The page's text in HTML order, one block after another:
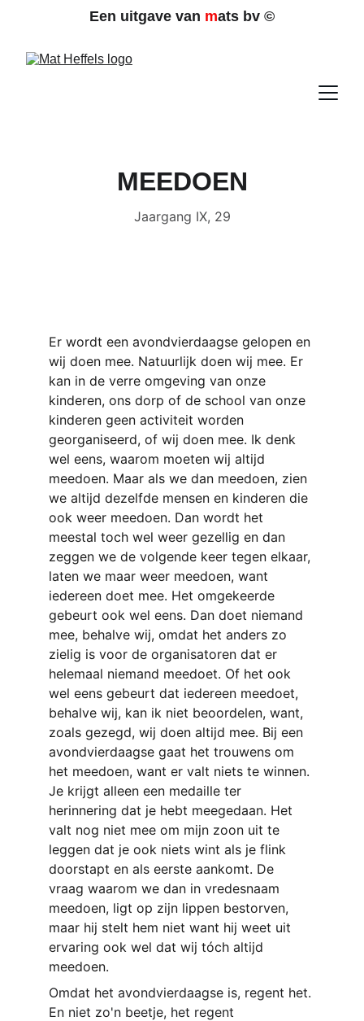
Een uitgave van mats bv ©
MEEDOEN
Jaargang IX, 29
Er wordt een avondvierdaagse gelopen en
wij doen mee. Natuurlijk doen wij mee. Er
kan in de verre omgeving van onze
kinderen, ons dorp of de school van onze
kinderen geen activiteit worden
georganiseerd, of wij doen mee. Ik denk
wel eens, waarom moeten wij altijd
meedoen. Maar als we dan meedoen, zien
we altijd dezelfde mensen en kinderen die
ook weer meedoen. Dan wordt het
meestal toch wel weer gezellig en dan
zeggen we de volgende keer tegen elkaar,
laten we maar weer meedoen, want
iedereen doet mee. Het omgekeerde
gebeurt ook wel eens. Dan doet niemand
mee, behalve wij, omdat het anders zo
zielig is voor de organisatoren dat er
helemaal niemand meedoet. Of het ook
wel eens gebeurt dat iedereen meedoet,
behalve wij, kan ik niet beoordelen, want,
zoals gezegd, wij doen altijd mee. Bij een
avondvierdaagse gaat het trouwens om
het meedoen, want er valt niets te winnen.
Je krijgt alleen een medaille ter
herinnering dat je hebt meegedaan. Het
valt nog niet mee om mijn zoon uit te
leggen dat je ook niets wint als je flink
doorstapt en als eerste aankomt. De
vraag waarom we dan in vredesnaam
meedoen, ligt op zijn lippen bestorven,
maar hij stelt hem niet want hij weet uit
ervaring ook wel dat wij tóch altijd
meedoen.
Omdat het avondvierdaagse is, regent het.
En niet zo'n beetje, het regent